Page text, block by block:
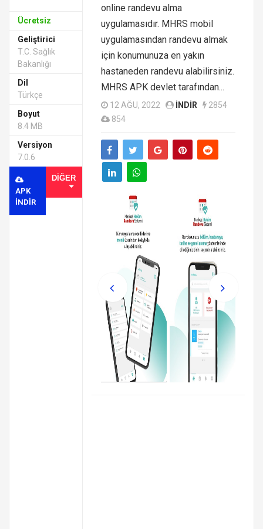
Ücretsiz
Geliştirici
T.C. Sağlık
Bakanlığı
Dil
Türkçe
Boyut
8.4 MB
Versiyon
7.0.6
APK
INDIR
DIĞER
online randevu alma
uygulamasıdır. MHRS mobil
uygulamasından randevu almak
için konumunuza en yakın
hastaneden randevu alabilirsiniz.
MHRS APK devlet tarafından...
12 AĞU, 2022 INDIR
2854
854